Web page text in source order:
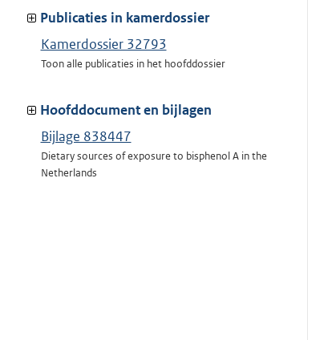
van:
Publicaties in kamerdossier
Kamerdossier 32793
Toon alle publicaties in het hoofddossier
Hoofddocument en bijlagen
Bijlage 838447
Dietary sources of exposure to bisphenol A in the
Netherlands